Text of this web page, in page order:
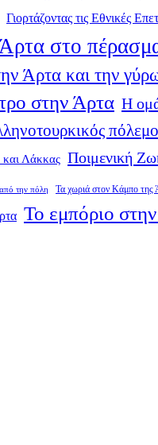
Γιορτάζοντας τις Εθνικές
στο
Άρτα και την
στην Άρτα Η
Λάκκας Ποιμενική
την πόλη Τα χωριά στον Κάμπο της
Το εμπόριο